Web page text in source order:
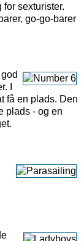
sexturister.
go-go-barer
I
få en plads. Den
plads - og en